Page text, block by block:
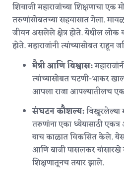
शिवाजी महाराजांच्या शिक्षणाचा एक
तरुणांसोबतच्या सहवासात गेला.
जीवन असलेले क्षेत्र होते. येथील लोक
होते.महाराजांनी त्यांच्यासोबत
मैत्री आणि विश्वास:
त्यांच्यासोबत चटणी-भाकर
आपला राजा आपल्यातीलच
संघटन कौशल्य:विखुरलेल्या
तरुणांना एका ध्येयासाठी
याच काळात विकसित केले.
आणि बाजी पासलकर यांसारखे
शिक्षणातूनच तयार झाले.